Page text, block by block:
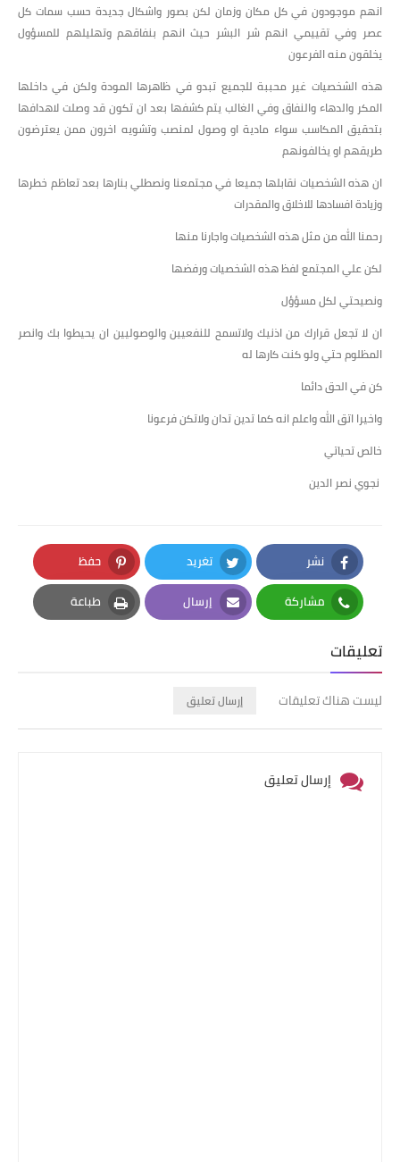
انهم موجودون في كل مكان وزمان لكن بصور واشكال جديدة حسب سمات كل
عصر وفي تقييمي انهم شر البشر حيث انهم بنفاقهم وتهليلهم للمسؤول
يخلقون منه الفرعون
هذه الشخصيات غير محببة للجميع تبدو في ظاهرها المودة ولكن في داخلها
المكر والدهاء والنفاق وفي الغالب يتم كشفها بعد ان تكون قد وصلت لاهدافها
بتحقيق المكاسب سواء مادية او وصول لمنصب وتشويه اخرون ممن يعترضون
طريقهم او يخالفونهم
ان هذه الشخصيات نقابلها جميعا في مجتمعنا ونصطلي بنارها بعد تعاظم خطرها
وزيادة افسادها للاخلاق والمقدرات
رحمنا الله من مثل هذه الشخصيات واجارنا منها
لكن علي المجتمع لفظ هذه الشخصيات ورفضها
ونصيحتي لكل مسؤؤل
ان لا تجعل قرارك من اذنيك ولاتسمح للنفعيين والوصوليين ان يحيطوا بك وانصر
المظلوم حتي ولو كنت كارها له
كن في الحق دائما
واخيرا اتق الله واعلم انه كما تدين تدان ولاتكن فرعونا
خالص تحياتي
نجوي نصر الدين
نشر
Facebook
تغريد
Twitter
حفظ
Pinterest
مشاركة
Whatsapp
إرسال
Email
طباعة
Print
تعليقات
ليست هناك تعليقات إرسال تعليق
إرسال تعليق